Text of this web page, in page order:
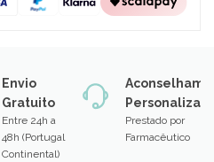
Envio
Gratuito
Entre 24h a
48h (Portugal
Continental)
Prestado por
Farmacêutico